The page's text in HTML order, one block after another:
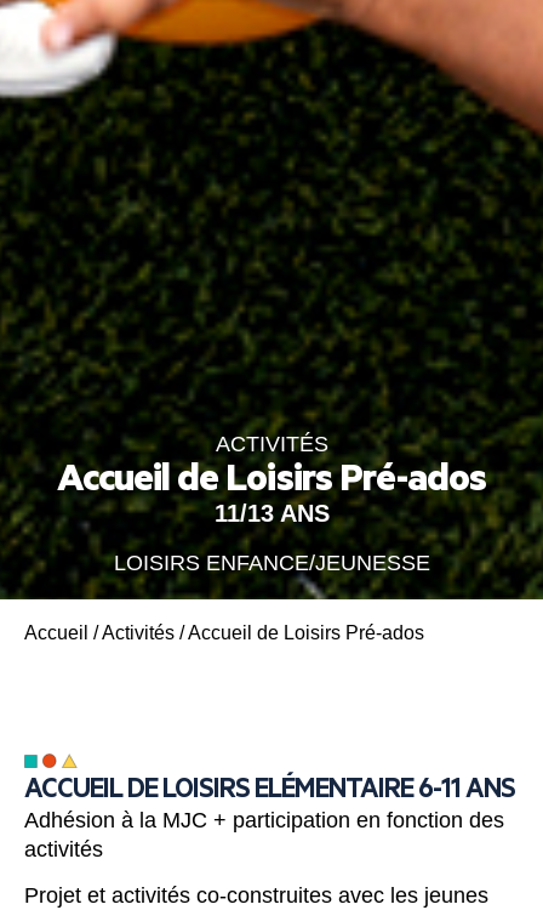
ACTIVITÉS
Accueil de Loisirs Pré-ados
11/13 ANS
LOISIRS ENFANCE/JEUNESSE
Accueil /Activités /Accueil de Loisirs Pré-ados
ACCUEIL DE LOISIRS ELÉMENTAIRE 6-11 ANS
Adhésion à la MJC + participation en fonction des
activités
Projet et activités co-construites avec les jeunes